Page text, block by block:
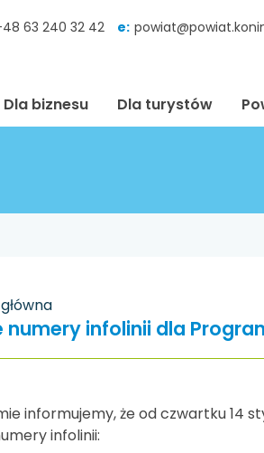
63 240 32 42 e:
Dla biznesu Dla turystów
numery infolinii dla
informujemy, że od czwartku 14
infolinii: